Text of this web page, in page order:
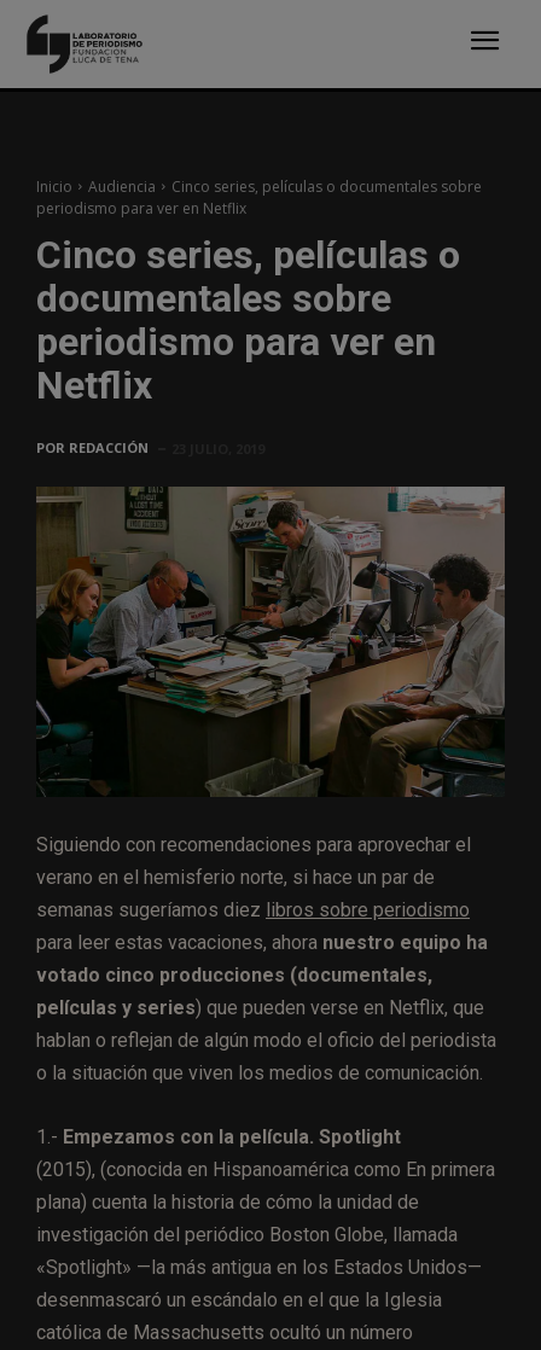
Inicio Audiencia
Cinco series, películas o documentales sobre
periodismo para ver en Netflix
Cinco series, películas o
documentales sobre
periodismo para ver en
Netflix
POR REDACCIÓN
Siguiendo con recomendaciones para aprovechar el
verano en el hemisferio norte, si hace un par de
semanas sugeríamos diez libros sobre periodismo
para leer estas vacaciones, ahora nuestro equipo ha
votado cinco producciones (documentales,
películas y series) que pueden verse en Netflix, que
hablan o reflejan de algún modo el oficio del periodista
o la situación que viven los medios de comunicación.
1.- Empezamos con la película. Spotlight
(2015), (conocida en Hispanoamérica como En primera
plana) cuenta la historia de cómo la unidad de
investigación del periódico Boston Globe, llamada
«Spotlight» —la más antigua en los Estados Unidos—
desenmascaró un escándalo en el que la Iglesia
católica de Massachusetts ocultó un número